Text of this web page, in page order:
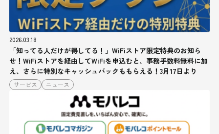
2026.03.18
「知ってる人だけが得してる！」WiFiストア限定特典のお知ら
せ！WiFiストアを経由してWiFiを申込むと、事務手数料無料に加
え、さらに特別なキャッシュバックももらえる！3月17日より
サービス ニュース